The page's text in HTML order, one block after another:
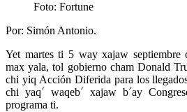
Foto: Fortune
Por: Simón Antonio.
Yet martes ti 5 way xajaw septiembre
max yala, tol gobierno cham Donald
chi yiq Acción Diferida para los
chi yaq´ waqeb´ xajaw b´ay
programa ti.